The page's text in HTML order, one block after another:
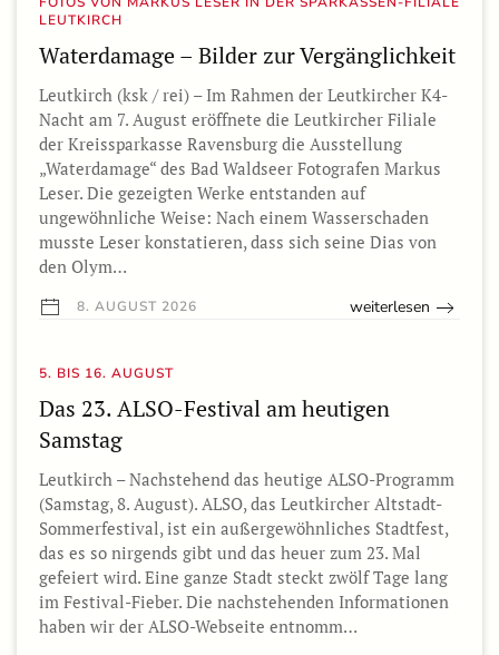
LEUTKIRCH
Waterdamage – Bilder zur Vergänglichkeit
Leutkirch (ksk / rei) – Im Rahmen der Leutkircher K4-
Nacht am 7. August eröffnete die Leutkircher Filiale
der Kreissparkasse Ravensburg die Ausstellung
„Waterdamage“ des Bad Waldseer Fotografen Markus
Leser. Die gezeigten Werke entstanden auf
ungewöhnliche Weise: Nach einem Wasserschaden
musste Leser konstatieren, dass sich seine Dias von
den Olym…
8. AUGUST 2026 weiterlesen
5. BIS 16. AUGUST
Das 23. ALSO-Festival am heutigen
Samstag
Leutkirch – Nachstehend das heutige ALSO-Programm
(Samstag, 8. August). ALSO, das Leutkircher Altstadt-
Sommerfestival, ist ein außergewöhnliches Stadtfest,
das es so nirgends gibt und das heuer zum 23. Mal
gefeiert wird. Eine ganze Stadt steckt zwölf Tage lang
im Festival-Fieber. Die nachstehenden Informationen
haben wir der ALSO-Webseite entnomm…